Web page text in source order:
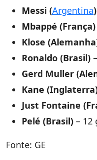
Messi (Argentina)
Mbappé (França)
Klose
Ronaldo (Brasil)
Gerd Muller
Kane
Just Fontaine
Pelé (Brasil) – 12
Fonte: GE